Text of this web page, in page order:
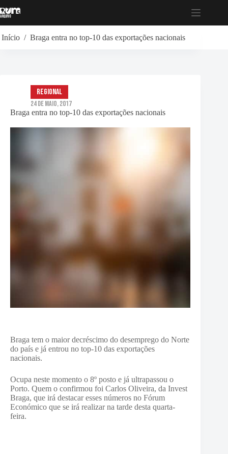
para
Início / Braga entra no top-10 das exportações nacionais
Braga entra no top-10 das exportações nacionais
Regional
24 de Maio, 2017
Braga tem o maior decréscimo do desemprego do Norte
do país e já entrou no top-10 das exportações
nacionais.
Ocupa neste momento o 8º posto e já ultrapassou o
Porto. Quem o confirmou foi Carlos Oliveira, da Invest
Braga, que irá destacar esses números no Fórum
Económico que se irá realizar na tarde desta quarta-
feira.